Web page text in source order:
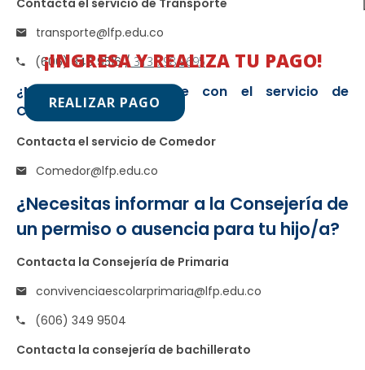
Contacta el servicio de Transporte
transporte@lfp.edu.co
(606) 349 9516 /313 798 9695
¿Necesitas comunicarte con el servicio de
Comedor?
Contacta el servicio de Comedor
Comedor@lfp.edu.co
¿Necesitas informar a la Consejería de
un permiso o ausencia para tu hijo/a?
Contacta la Consejería de Primaria
convivenciaescolarprimaria@lfp.edu.co
(606) 349 9504
Contacta la consejería de bachillerato
¡INGRESA Y REALIZA TU PAGO!
REALIZAR PAGO